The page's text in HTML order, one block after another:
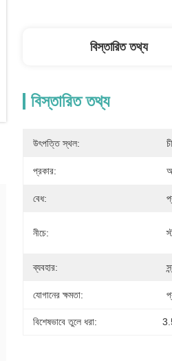
বিস্তারিত তথ্য
বিস্তারিত তথ্য
উৎপত্তি স্থল:
প্রকার:
বেধ:
নীচে:
ব্যবহার:
যোগানের ক্ষমতা:
বিশেষভাবে তুলে ধরা: